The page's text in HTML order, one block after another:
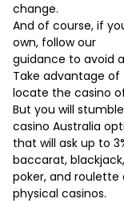
change.
And of course, if
own, follow our
guidance to avoid
Take advantage
locate the casino
But you will
casino Australia
that will ask up to
baccarat, blackjack,
poker, and roulette
physical casinos.